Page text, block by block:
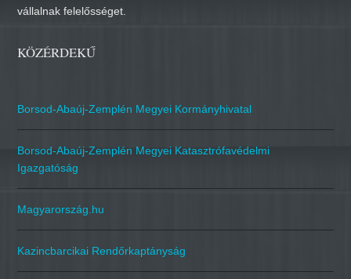
vállalnak felelősséget.
KÖZÉRDEKŰ
Borsod-Abaúj-Zemplén Megyei Kormányhivatal
Borsod-Abaúj-Zemplén Megyei Katasztrófavédelmi
Igazgatóság
Magyarország.hu
Kazincbarcikai Rendőrkaptányság